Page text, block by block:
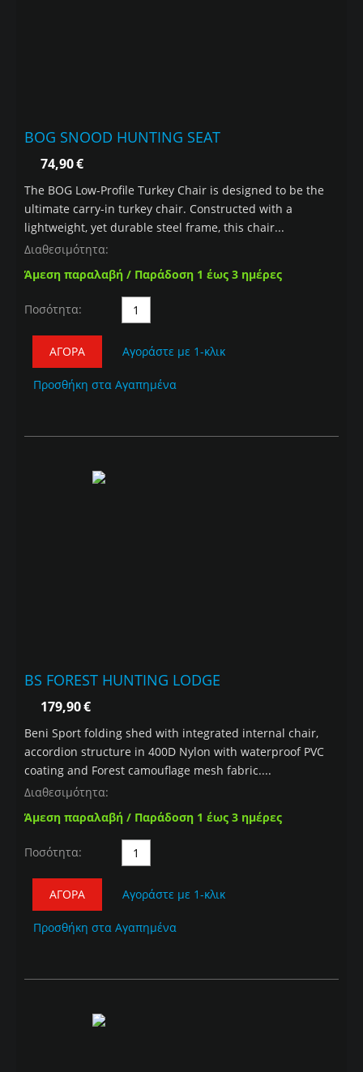
BOG SNOOD HUNTING SEAT
74,90€
The BOG Low-Profile Turkey Chair is designed to be the
ultimate carry-in turkey chair. Constructed with a
lightweight, yet durable steel frame, this chair...
Διαθεσιμότητα:
Άμεση παραλαβή / Παράδοση 1 έως 3 ημέρες
Ποσότητα:
ΑΓΟΡΆ Αγοράστε με 1-κλικ
Προσθήκη στα Αγαπημένα
BS FOREST HUNTING LODGE
179,90€
Beni Sport folding shed with integrated internal chair,
accordion structure in 400D Nylon with waterproof PVC
coating and Forest camouflage mesh fabric....
Διαθεσιμότητα:
Άμεση παραλαβή / Παράδοση 1 έως 3 ημέρες
Ποσότητα:
ΑΓΟΡΆ Αγοράστε με 1-κλικ
Προσθήκη στα Αγαπημένα